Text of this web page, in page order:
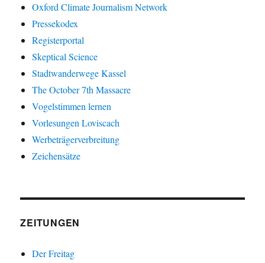
Oxford Climate Journalism Network
Pressekodex
Registerportal
Skeptical Science
Stadtwanderwege Kassel
The October 7th Massacre
Vogelstimmen lernen
Vorlesungen Loviscach
Werbeträgerverbreitung
Zeichensätze
ZEITUNGEN
Der Freitag